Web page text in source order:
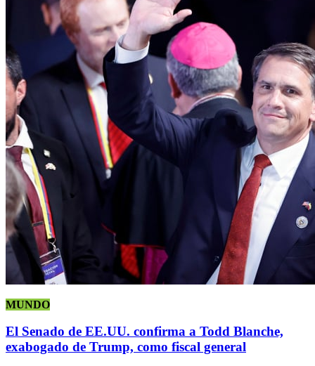
MUNDO
El Senado de EE.UU. confirma a Todd Blanche,
exabogado de Trump, como fiscal general